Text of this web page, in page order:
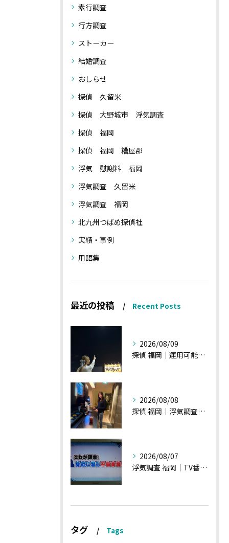
素行調査
行方調査
ストーカー
結婚調査
おしらせ
探偵 久留米
探偵 大野城市 浮気調査
探偵 福岡
探偵 福岡 糟屋郡
浮気 慰謝料 福岡
浮気調査 久留米
浮気調査 福岡
北九州つばめ探偵社
実績・事例
用語集
最近の投稿 Recent Posts
2026/08/09
探偵 福岡｜運用可能な報告書②
2026/08/08
探偵 福岡｜浮気調査、諸状況、そして雑談へ
2026/08/07
浮気調査 福岡｜TV番組15分間の特集の時のお話①
タグ Tags